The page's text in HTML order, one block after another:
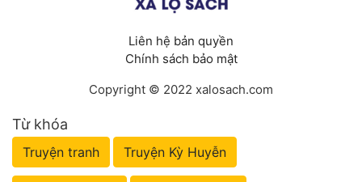
Liên hệ bản quyền
Chính sách bảo mật
Copyright © 2022 xalosach.com
Từ khóa
Truyện tranh Truyện Kỳ Huyễn